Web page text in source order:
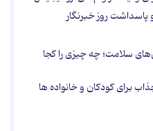
روز خبرنگار
سلامت؛ چه چیزی را کجا
برای کودکان و خانواده ها